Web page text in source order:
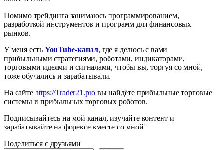
Помимо трейдинга занимаюсь программированием,
разработкой инструментов и программ для финансовых
рынков.
У меня есть YouTube-канал, где я делюсь с вами
прибыльными стратегиями, роботами, индикаторами,
торговыми идеями и сигналами, чтобы вы, торгуя со мной,
тоже обучались и зарабатывали.
На сайте https://Trader21.pro вы найдёте прибыльные торговые
системы и прибыльных торговых роботов.
Подписывайтесь на мой канал, изучайте контент и
зарабатывайте на форексе вместе со мной!
Поделиться с друзьями